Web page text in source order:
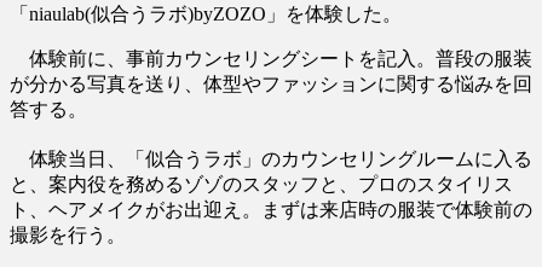
「niaulab(似合うラボ)byZOZO」を体験した。
体験前に、事前カウンセリングシートを記入。普段の服装
が分かる写真を送り、体型やファッションに関する悩みを回
答する。
体験当日、「似合うラボ」のカウンセリングルームに入る
と、案内役を務めるゾゾのスタッフと、プロのスタイリス
ト、ヘアメイクがお出迎え。まずは来店時の服装で体験前の
撮影を行う。